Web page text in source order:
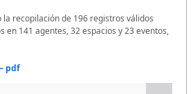
la recopilación de 196 registros válidos
en 141 agentes, 32 espacios y 23 eventos,
pdf